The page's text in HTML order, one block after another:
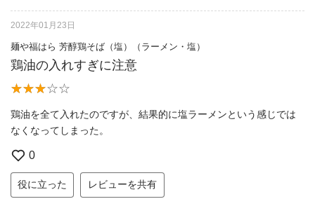
2022年01月23日
麺や福はら 芳醇鶏そば（塩）（ラーメン・塩）
鶏油の入れすぎに注意
鶏油を全て入れたのですが、結果的に塩ラーメンという感じでは
なくなってしまった。
0
役に立った レビューを共有